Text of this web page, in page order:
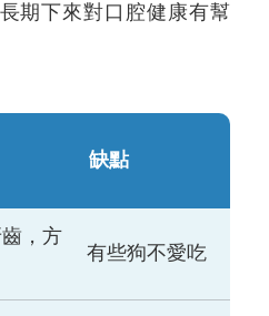
期下來對口腔健康有幫
缺點
，方
有些狗不愛吃